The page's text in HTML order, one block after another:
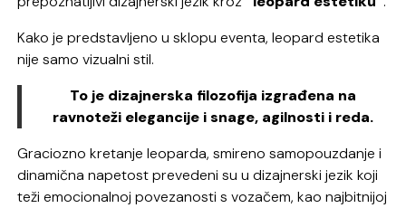
Kako je predstavljeno u sklopu eventa, leopard estetika
nije samo vizualni stil.
To je dizajnerska filozofija izgrađena na
ravnoteži elegancije i snage, agilnosti i reda.
Graciozno kretanje leoparda, smireno samopouzdanje i
dinamična napetost prevedeni su u dizajnerski jezik koji
teži emocionalnoj povezanosti s vozačem, kao najbitnijoj